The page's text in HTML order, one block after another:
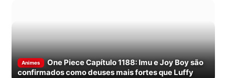
Animes
One Piece Capítulo 1188: Imu e Joy Boy são
confirmados como deuses mais fortes que Luffy